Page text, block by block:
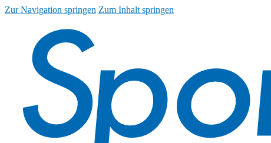
Zur Navigation springen Zum Inhalt springen